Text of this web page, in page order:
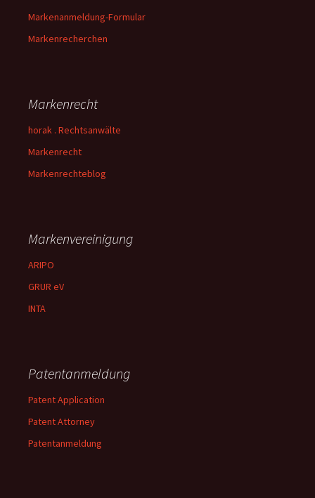
Markenanmeldung-Formular
Markenrecherchen
Markenrecht
horak . Rechtsanwälte
Markenrecht
Markenrechteblog
Markenvereinigung
ARIPO
GRUR eV
INTA
Patentanmeldung
Patent Application
Patent Attorney
Patentanmeldung